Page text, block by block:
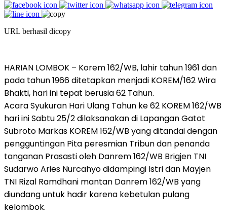
URL berhasil dicopy
HARIAN LOMBOK – Korem 162/WB, lahir tahun 1961 dan
pada tahun 1966 ditetapkan menjadi KOREM/162 Wira
Bhakti, hari ini tepat berusia 62 Tahun.
Acara Syukuran Hari Ulang Tahun ke 62 KOREM 162/WB
hari ini Sabtu 25/2 dilaksanakan di Lapangan Gatot
Subroto Markas KOREM 162/WB yang ditandai dengan
pengguntingan Pita peresmian Tribun dan penanda
tanganan Prasasti oleh Danrem 162/WB Brigjen TNI
Sudarwo Aries Nurcahyo didampingi Istri dan Mayjen
TNI Rizal Ramdhani mantan Danrem 162/WB yang
diundang untuk hadir karena kebetulan pulang
kelombok.